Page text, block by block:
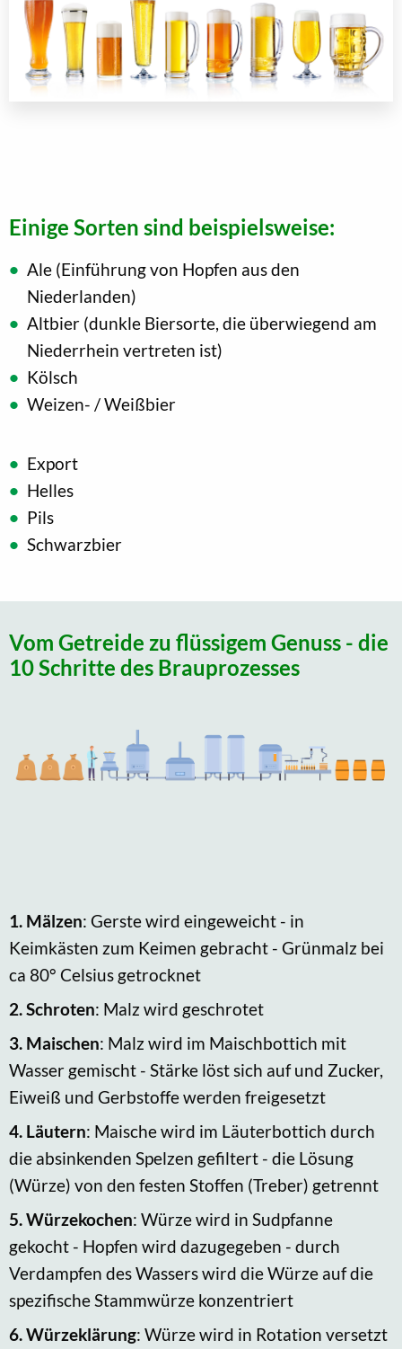
Einige Sorten sind beispielsweise:
Ale (Einführung von Hopfen aus den
Niederlanden)
Altbier (dunkle Biersorte, die überwiegend am
Niederrhein vertreten ist)
Kölsch
Weizen- / Weißbier
Export
Helles
Pils
Schwarzbier
Vom Getreide zu flüssigem Genuss - die
10 Schritte des Brauprozesses
1. Mälzen: Gerste wird eingeweicht - in
Keimkästen zum Keimen gebracht - Grünmalz bei
ca 80° Celsius getrocknet
2.Schroten: Malz wird geschrotet
3. Maischen: Malz wird im Maischbottich mit
Wasser gemischt - Stärke löst sich auf und Zucker,
Eiweiß und Gerbstoffe werden freigesetzt
4. Läutern: Maische wird im Läuterbottich durch
die absinkenden Spelzen gefiltert - die Lösung
(Würze) von den festen Stoffen (Treber) getrennt
5.Würzekochen: Würze wird in Sudpfanne
gekocht - Hopfen wird dazugegeben - durch
Verdampfen des Wassers wird die Würze auf die
spezifische Stammwürze konzentriert
6.Würzeklärung: Würze wird in Rotation versetzt